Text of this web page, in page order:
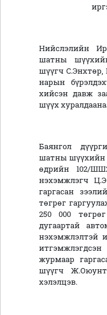
Нийслэлийн
шатны
шүүгч
нарын
хийсэн давж
шүүх
Баянгол
шатны шүүхийн
өдрийн 102/
нэхэмжлэгч
гаргасан
төгрөг
250 000
дугаартай
нэхэмжлэлтэй
журмаар
шүүгч
хэлэлцэв.